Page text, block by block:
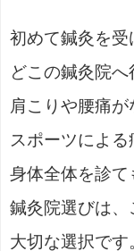
初めて鍼灸を受
どこの鍼灸院
肩こりや腰痛
スポーツによ
身体全体を診て
鍼灸院選びは、
大切な選択です